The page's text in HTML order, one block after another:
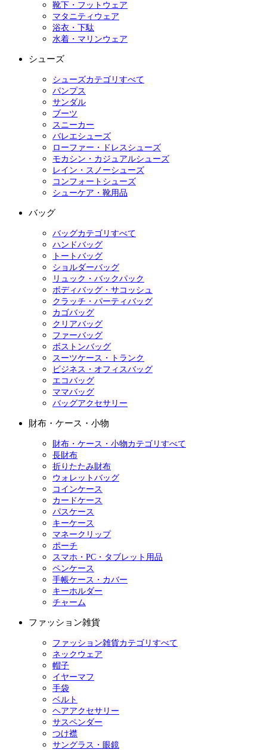
靴下・フットウェア
マタニティウェア
浴衣・下駄
水着・マリンウェア
シューズ
シューズカテゴリすべて
パンプス
サンダル
ブーツ
スニーカー
バレエシューズ
ローファー・ドレスシューズ
モカシン・カジュアルシューズ
レイン・スノーシューズ
コンフォートシューズ
シューケア・靴用品
バッグ
バッグカテゴリすべて
ハンドバッグ
トートバッグ
ショルダーバッグ
リュック・バックパック
ボディバッグ・サコッシュ
クラッチ・パーティバッグ
カゴバッグ
クリアバッグ
ファーバッグ
ボストンバッグ
スーツケース・トランク
ビジネス・オフィスバッグ
エコバッグ
ママバッグ
バッグアクセサリー
財布・ケース・小物
財布・ケース・小物カテゴリすべて
長財布
折りたたみ財布
ウォレットバッグ
コインケース
カードケース
パスケース
キーケース
マネークリップ
ポーチ
スマホ・PC・タブレット用品
ペンケース
手帳ケース・カバー
キーホルダー
チャーム
ファッション雑貨
ファッション雑貨カテゴリすべて
ネックウェア
帽子
イヤーマフ
手袋
ベルト
ヘアアクセサリー
サスペンダー
つけ襟
サングラス・眼鏡